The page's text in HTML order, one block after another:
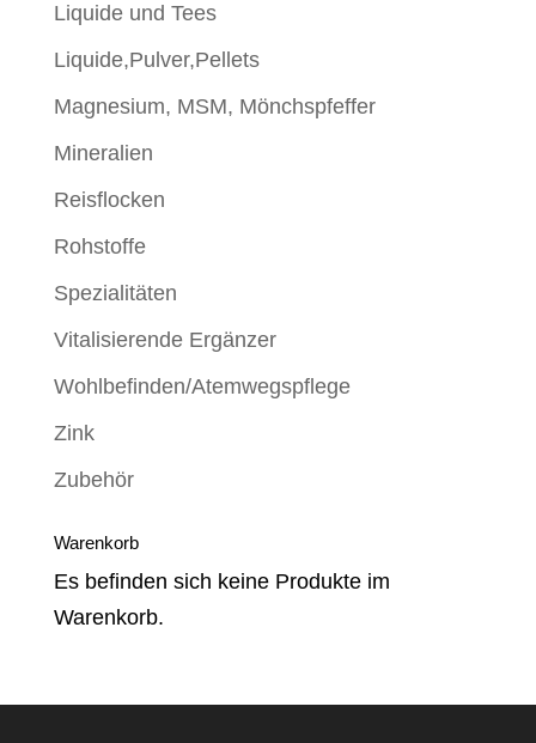
Liquide und Tees
Liquide,Pulver,Pellets
Magnesium, MSM, Mönchspfeffer
Mineralien
Reisflocken
Rohstoffe
Spezialitäten
Vitalisierende Ergänzer
Wohlbefinden/Atemwegspflege
Zink
Zubehör
Warenkorb
Es befinden sich keine Produkte im
Warenkorb.